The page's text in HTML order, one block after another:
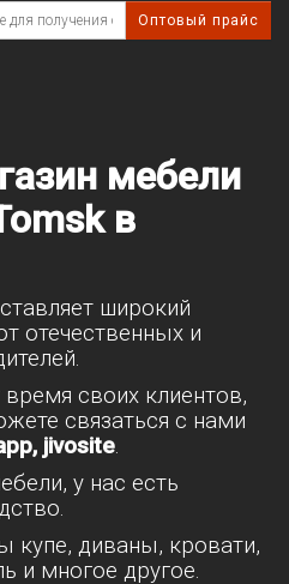
Оптовый прайс
мебели
в
широкий
отечественных и
своих клиентов,
связаться с нами
jivosite.
у нас есть
купе, диваны, кровати,
и многое другое.